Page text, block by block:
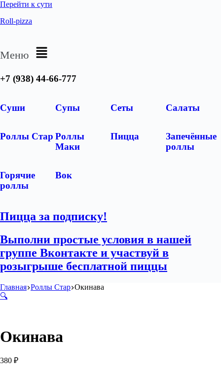
Перейти к сути
Roll-pizza
Меню
+7 (938) 44-66-777
Суши Супы Сеты Салаты
Роллы Стар Роллы
Маки
Пицца
Запечённые
роллы
Горячие
роллы
Вок
Пицца за подписку!
Выполни простые условия в нашей
группе Вконтакте и участвуй в
розыгрыше бесплатной пиццы
Главная Роллы Стар Окинава
🔍
Окинава
380 ₽